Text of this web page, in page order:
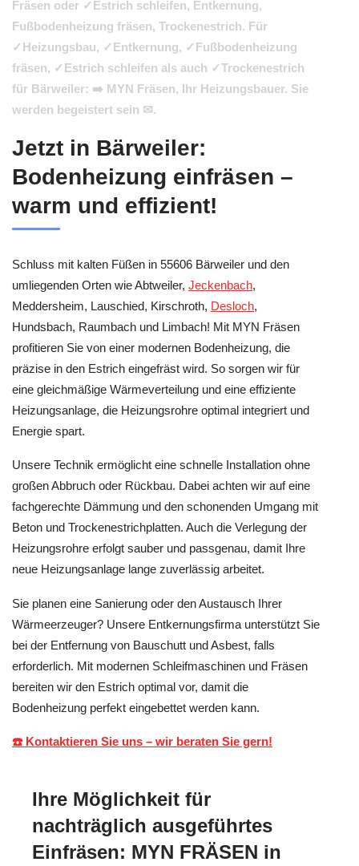
Fräsen oder ✓Estrich schleifen, Entkernung,
Fußbodenheizung fräsen, Trockenestrich. Für
✓Heizungsbau, ✓Entkernung, ✓Fußbodenheizung
fräsen, ✓Estrich schleifen als auch ✓Trockenestrich
für Bärweiler: ➡️ MYN Fräsen, Ihr Heizungsbauer. Sie
werden begeistert sein ✉.
Jetzt in Bärweiler:
Bodenheizung einfräsen –
warm und effizient!
Schluss mit kalten Füßen in 55606 Bärweiler und den
umliegenden Orten wie Abtweiler, Jeckenbach,
Meddersheim, Lauschied, Kirschroth, Desloch,
Hundsbach, Raumbach und Limbach! Mit MYN Fräsen
profitieren Sie von einer modernen Bodenheizung, die
präzise in den Estrich eingefräst wird. So sorgen wir für
eine gleichmäßige Wärmeverteilung und eine effiziente
Heizungsanlage, die Heizungsrohre optimal integriert und
Energie spart.
Unsere Technik ermöglicht eine schnelle Installation ohne
großen Abbruch oder Rückbau. Dabei achten wir auf eine
fachgerechte Dämmung und den schonenden Umgang mit
Beton und Trockenestrichplatten. Auch die Verlegung der
Heizungsrohre erfolgt sauber und passgenau, damit Ihre
neue Heizungsanlage lange zuverlässig arbeitet.
Sie planen eine Sanierung oder den Austausch Ihrer
Wärmeerzeuger? Unsere Entkernungsfirma unterstützt Sie
bei der Entfernung von Bauschutt und Asbest, falls
erforderlich. Mit modernen Schleifmaschinen und Fräsen
bereiten wir den Estrich optimal vor, damit die
Bodenheizung perfekt eingebettet werden kann.
☎️ Kontaktieren Sie uns – wir beraten Sie gern!
Ihre Möglichkeit für
nachträglich ausgeführtes
Einfräsen: MYN FRÄSEN in